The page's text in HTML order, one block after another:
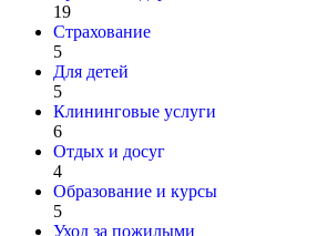
19
Страхование
5
Для детей
5
Клининговые услуги
6
Отдых и досуг
4
Образование и курсы
5
Уход за пожилыми